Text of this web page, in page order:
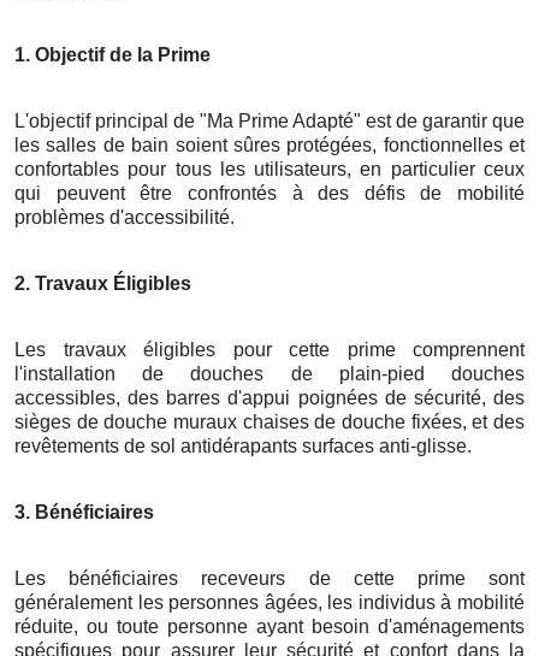
1. Objectif de la Prime
L'objectif principal de "Ma Prime Adapté" est de garantir que
les salles de bain soient sûres protégées, fonctionnelles et
confortables pour tous les utilisateurs, en particulier ceux
qui peuvent être confrontés à des défis de mobilité
problèmes d'accessibilité.
2. Travaux Éligibles
Les travaux éligibles pour cette prime comprennent
l'installation de douches de plain-pied douches
accessibles, des barres d'appui poignées de sécurité, des
sièges de douche muraux chaises de douche fixées, et des
revêtements de sol antidérapants surfaces anti-glisse.
3. Bénéficiaires
Les bénéficiaires receveurs de cette prime sont
généralement les personnes âgées, les individus à mobilité
réduite, ou toute personne ayant besoin d'aménagements
spécifiques pour assurer leur sécurité et confort dans la